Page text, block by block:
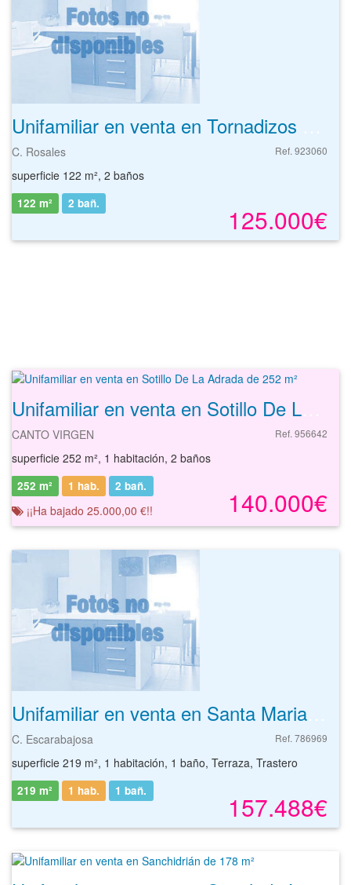
C. Rosales Ref. 923060
superficie 122 m², 2 baños
125.000€
122 m² 2 bañ.
CANTO VIRGEN Ref. 956642
superficie 252 m², 1 habitación, 2 baños
140.000€
252 m² 1 hab. 2 bañ.
¡¡Ha bajado 25.000,00 €!!
C. Escarabajosa Ref. 786969
superficie 219 m², 1 habitación, 1 baño, Terraza, Trastero
157.488€
219 m² 1 hab. 1 bañ.